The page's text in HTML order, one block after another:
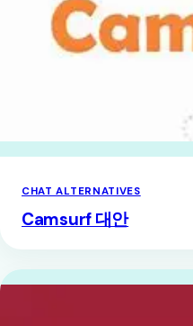
CHAT ALTERNATIVES
Camsurf 대안